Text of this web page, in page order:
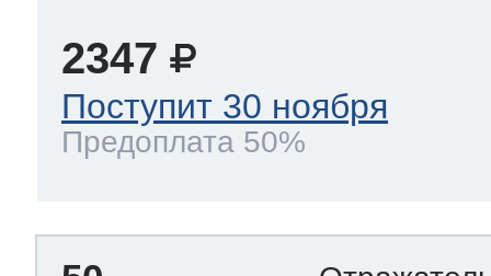
2347
Поступит 30 ноября
Предоплата 50%